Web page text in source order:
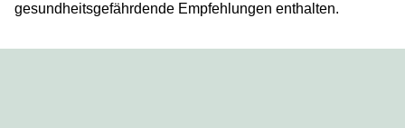
gesundheitsgefährdende Empfehlungen enthalten.